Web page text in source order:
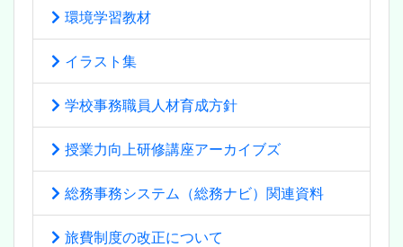
環境学習教材
イラスト集
学校事務職員人材育成方針
授業力向上研修講座アーカイブズ
総務事務システム（総務ナビ）関連資料
旅費制度の改正について